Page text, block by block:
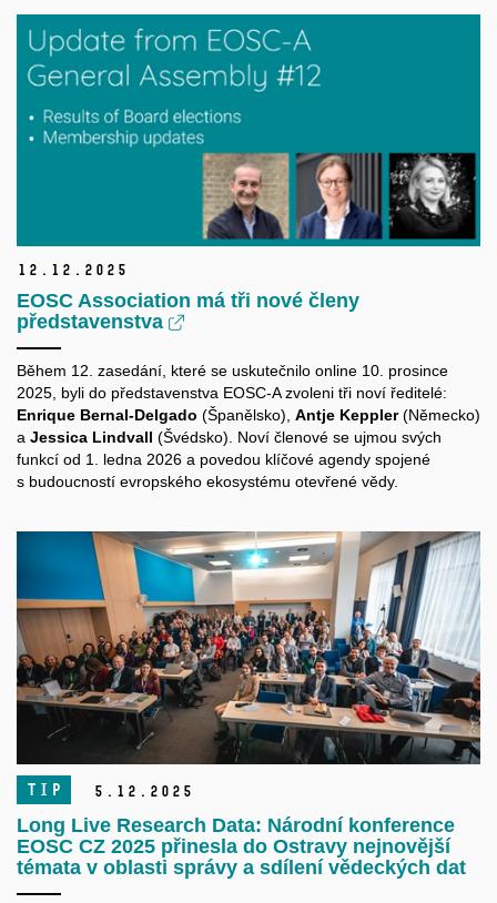
12. 12. 2025
EOSC Association má tři nové členy
představenstva
Během 12. zasedání, které se uskutečnilo online 10. prosince
2025, byli do představenstva EOSC-A zvoleni tři noví ředitelé:
Enrique Bernal-Delgado (Španělsko), Antje Keppler(Německo)
a Jessica Lindvall (Švédsko). Noví členové se ujmou svých
funkcí od 1. ledna 2026 a povedou klíčové agendy spojené
s budoucností evropského ekosystému otevřené vědy.
TIP 5. 12. 2025
Long Live Research Data: Národní konference
EOSC CZ 2025 přinesla do Ostravy nejnovější
témata v oblasti správy a sdílení vědeckých dat